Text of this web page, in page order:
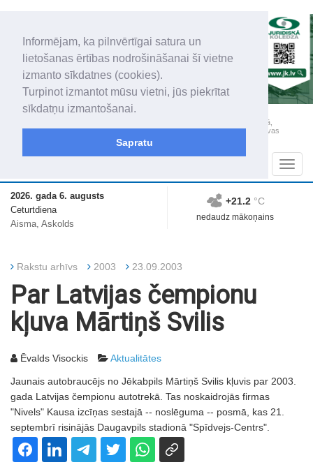
Informējam, ka pilnvērtīgai satura un
lietošanas ērtības nodrošināšanai šī vietne
izmanto sīkdatnes (cookies).
Turpinot izmantot mūsu vietni, jūs piekrītat
sīkdatņu izmantošanai.
Sapratu
„Latgales Laiks” iznāk latviešu un krievu valodās visā Dienvidlatgalē un Sēlijā,
„Latgales Laiks” latviešu valodā aptver Daugavpils valstspilsētu, Augšdaugavas
novadu un apkārtējos novadus un pilsētas.
2026. gada 6. augusts
Ceturtdiena
Aisma, Askolds
+21.2 °C
nedaudz mākoņains
Rakstu arhīvs 2003 23.09.2003
Par Latvijas čempionu
kļuva Mārtiņš Svilis
Ēvalds Visockis Aktualitātes
Jaunais autobraucējs no Jēkabpils Mārtiņš Svilis kļuvis par 2003.
gada Latvijas čempionu autotrekā. Tas noskaidrojās firmas
"Nivels" Kausa izcīņas sestajā -- noslēguma -- posmā, kas 21.
septembrī risinājās Daugavpils stadionā "Spīdvejs-Centrs".